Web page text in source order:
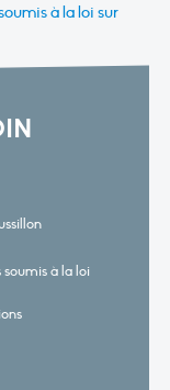
à la loi sur
soumis à la loi